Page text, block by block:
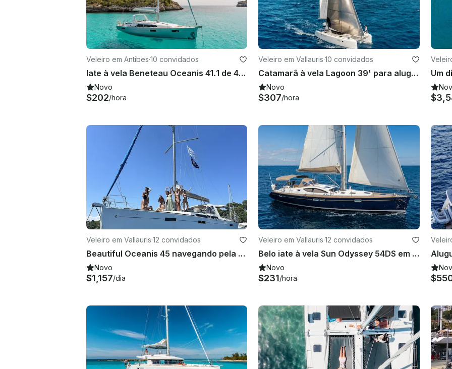
Veleiro em Antibes·10 convidados
Iate à vela Beneteau Oceanis 41.1 de 40 pés em Antibes, Riviera Francesa
Novo
$202/hora
Veleiro em Vallauris·10 convidados
Catamarã à vela Lagoon 39' para alugar em Antibes, França
Novo
$307/hora
Veleiro em Vallauris·12 convidados
Beautiful Oceanis 45 navegando pela Riviera Francesa
Novo
$1,157/dia
Veleiro em Vallauris·12 convidados
Belo iate à vela Sun Odyssey 54DS em Antibes, França
Novo
$231/hora